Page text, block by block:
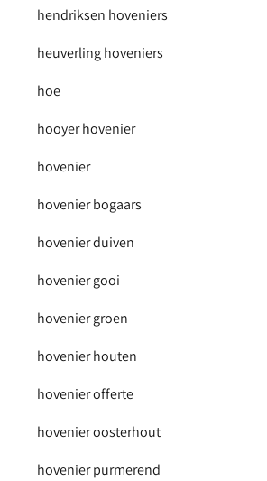
hendriksen hoveniers
heuverling hoveniers
hoe
hooyer hovenier
hovenier
hovenier bogaars
hovenier duiven
hovenier gooi
hovenier groen
hovenier houten
hovenier offerte
hovenier oosterhout
hovenier purmerend